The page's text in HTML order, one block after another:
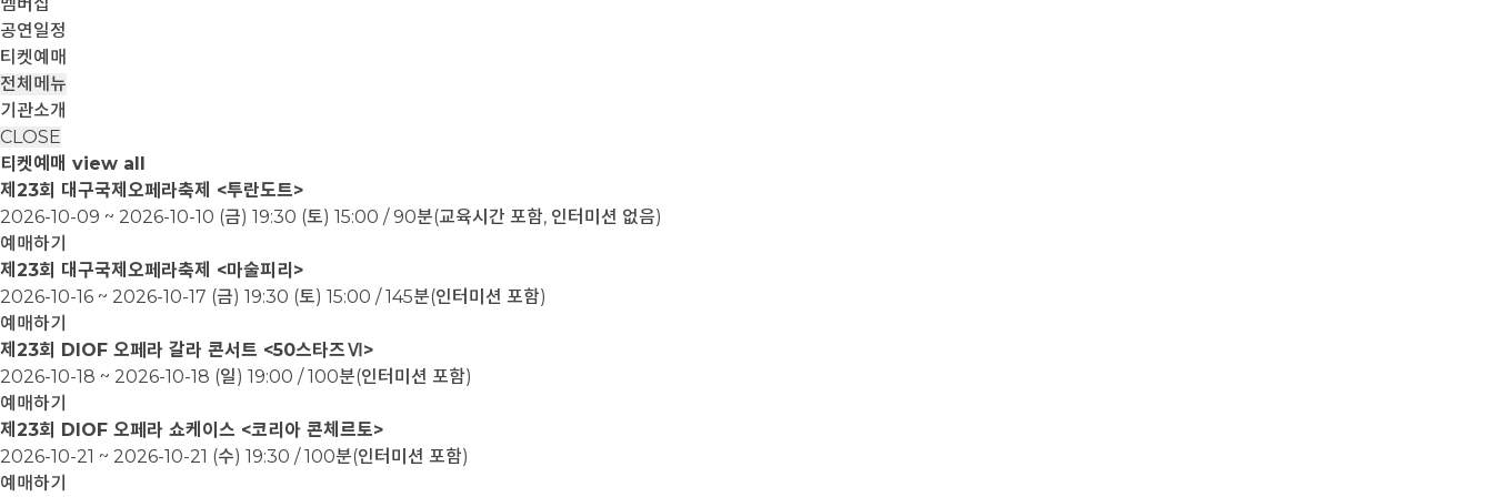
공연일정
티켓예매
전체메뉴
기관소개
CLOSE
티켓예매 view all
제23회 대구국제오페라축제 <투란도트>
2026-10-09 ~ 2026-10-10 (금) 19:30 (토) 15:00 / 90분(교육시간 포함, 인터미션 없음)
예매하기
제23회 대구국제오페라축제 <마술피리>
2026-10-16 ~ 2026-10-17 (금) 19:30 (토) 15:00 / 145분(인터미션 포함)
예매하기
제23회 DIOF 오페라 갈라 콘서트 <50스타즈Ⅵ>
2026-10-18 ~ 2026-10-18 (일) 19:00 / 100분(인터미션 포함)
예매하기
제23회 DIOF 오페라 쇼케이스 <코리아 콘체르토>
2026-10-21 ~ 2026-10-21 (수) 19:30 / 100분(인터미션 포함)
예매하기